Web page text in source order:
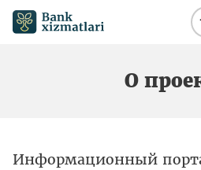
О
Информационный